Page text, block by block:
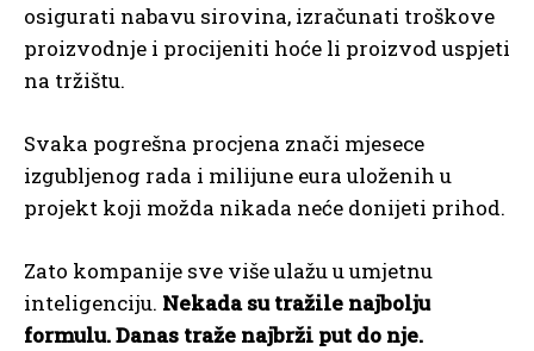
osigurati nabavu sirovina, izračunati troškove
proizvodnje i procijeniti hoće li proizvod uspjeti
na tržištu.
Svaka pogrešna procjena znači mjesece
izgubljenog rada i milijune eura uloženih u
projekt koji možda nikada neće donijeti prihod.
Zato kompanije sve više ulažu u umjetnu
inteligenciju. Nekada su tražile najbolju
formulu. Danas traže najbrži put do nje.